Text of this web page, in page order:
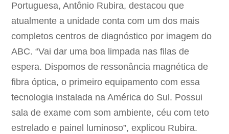
Portuguesa, Antônio Rubira, destacou que
atualmente a unidade conta com um dos mais
completos centros de diagnóstico por imagem do
ABC. “Vai dar uma boa limpada nas filas de
espera. Dispomos de ressonância magnética de
fibra óptica, o primeiro equipamento com essa
tecnologia instalada na América do Sul. Possui
sala de exame com som ambiente, céu com teto
estrelado e painel luminoso”, explicou Rubira.